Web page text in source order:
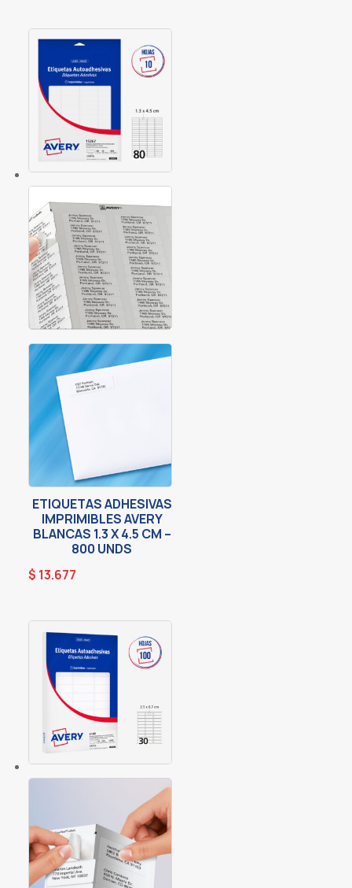
ETIQUETAS ADHESIVAS
IMPRIMIBLES AVERY
BLANCAS 1.3 X 4.5 CM –
800 UNDS
$ 13.677